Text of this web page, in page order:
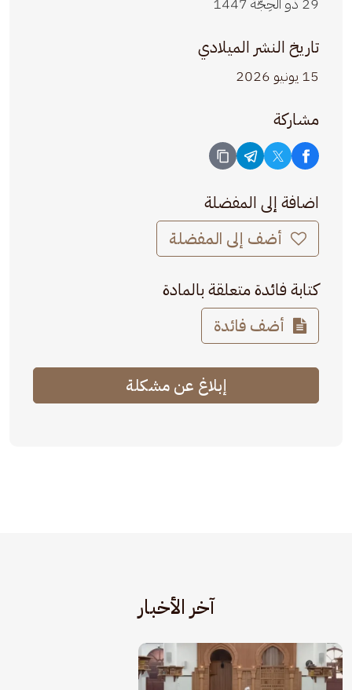
تاريخ النشر الميلادي
15 يونيو 2026
مشاركة
اضافة إلى المفضلة
أضف إلى المفضلة
كتابة فائدة متعلقة بالمادة
أضف فائدة
إبلاغ عن مشكلة
آخر الأخبار